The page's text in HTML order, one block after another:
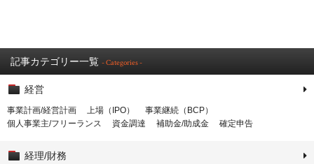
記事カテゴリー一覧 - Categories -
経営
事業計画/経営計画 上場（IPO）
事業継続（BCP）
個人事業主/フリーランス
資金調達 補助金/助成金 確定申告
経理/財務